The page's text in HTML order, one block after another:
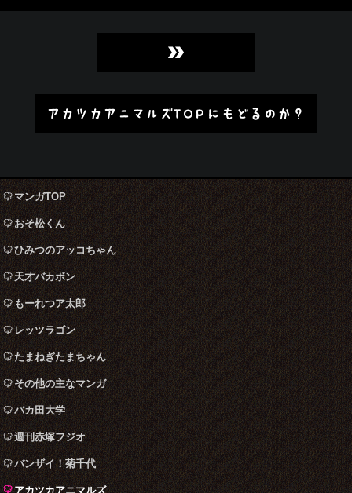
»
アカツカアニマルズTOPにもどるのか？
マンガTOP
おそ松くん
ひみつのアッコちゃん
天才バカボン
もーれつア太郎
レッツラゴン
たまねぎたまちゃん
その他の主なマンガ
バカ田大学
週刊赤塚フジオ
バンザイ！菊千代
アカツカアニマルズ